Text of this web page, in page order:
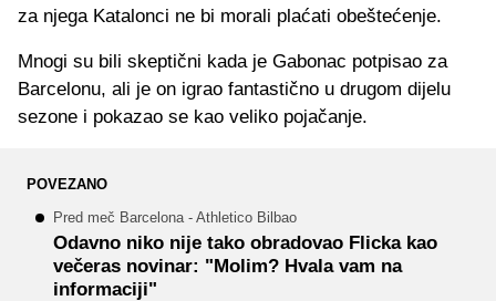
za njega Katalonci ne bi morali plaćati obeštećenje.
Mnogi su bili skeptični kada je Gabonac potpisao za
Barcelonu, ali je on igrao fantastično u drugom dijelu
sezone i pokazao se kao veliko pojačanje.
POVEZANO
Pred meč Barcelona - Athletico Bilbao
Odavno niko nije tako obradovao Flicka kao
večeras novinar: "Molim? Hvala vam na
informaciji"